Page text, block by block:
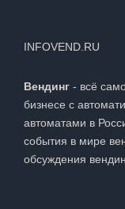
INFOVEND.RU
Вендинг - всё
бизнесе с
автоматами в
события в мире
обсуждения